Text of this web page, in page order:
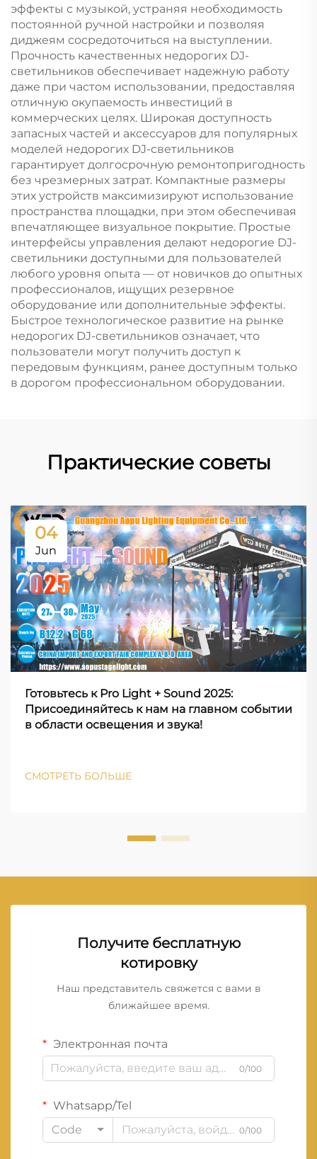
эффекты с музыкой, устраняя необходимость
постоянной ручной настройки и позволяя
диджеям сосредоточиться на выступлении.
Прочность качественных недорогих DJ-
светильников обеспечивает надежную работу
даже при частом использовании, предоставляя
отличную окупаемость инвестиций в
коммерческих целях. Широкая доступность
запасных частей и аксессуаров для популярных
моделей недорогих DJ-светильников
гарантирует долгосрочную ремонтопригодность
без чрезмерных затрат. Компактные размеры
этих устройств максимизируют использование
пространства площадки, при этом обеспечивая
впечатляющее визуальное покрытие. Простые
интерфейсы управления делают недорогие DJ-
светильники доступными для пользователей
любого уровня опыта — от новичков до опытных
профессионалов, ищущих резервное
оборудование или дополнительные эффекты.
Быстрое технологическое развитие на рынке
недорогих DJ-светильников означает, что
пользователи могут получить доступ к
передовым функциям, ранее доступным только
в дорогом профессиональном оборудовании.
Практические советы
04
Jun
Готовьтесь к Pro Light + Sound 2025:
Присоединяйтесь к нам на главном событии
в области освещения и звука!
СМОТРЕТЬ БОЛЬШЕ
Получите бесплатную
котировку
Наш представитель свяжется с вами в
ближайшее время.
Электронная почта
0/100
Whatsapp/Tel
Code
0/100